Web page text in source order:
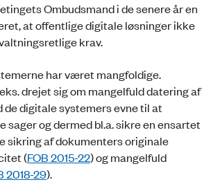
Ombudsmand i de senere år en
at offentlige digitale løsninger ikke
krav.
har været mangfoldige.
drejet sig om mangelfuld datering af
de digitale systemers evne til at
sager og dermed bl.a. sikre en ensartet
sikring af dokumenters originale
(FOB 2015-22) og mangelfuld
2018-29).